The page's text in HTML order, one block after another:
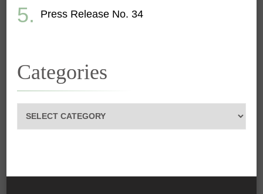
Press Release No. 34
Categories
Categories